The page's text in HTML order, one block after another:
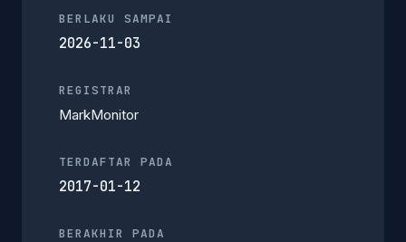
BERLAKU SAMPAI
2026-11-03
REGISTRAR
MarkMonitor
TERDAFTAR PADA
2017-01-12
BERAKHIR PADA